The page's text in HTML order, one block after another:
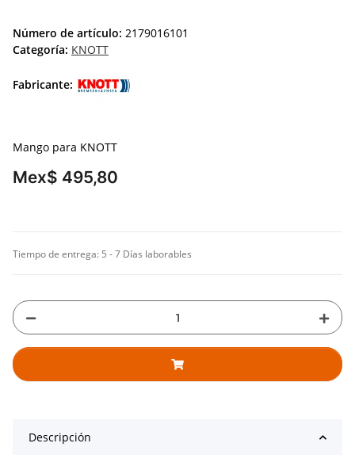
Número de artículo: 2179016101
Categoría: KNOTT
Fabricante:
Mango para KNOTT
Mex$ 495,80
Tiempo de entrega: 5 - 7 Días laborables
Descripción